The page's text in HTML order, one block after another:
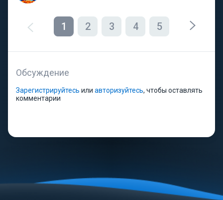
1 2 3 4 5
Обсуждение
Зарегистрируйтесь или авторизуйтесь, чтобы оставлять
комментарии